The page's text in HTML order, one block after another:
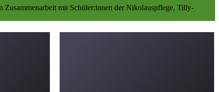
mit Schüler:innen der Nikolauspflege, Tilly-